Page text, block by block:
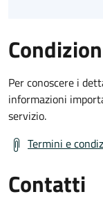
Per conoscere i
informazioni
servizio.
Termini e
Contatti